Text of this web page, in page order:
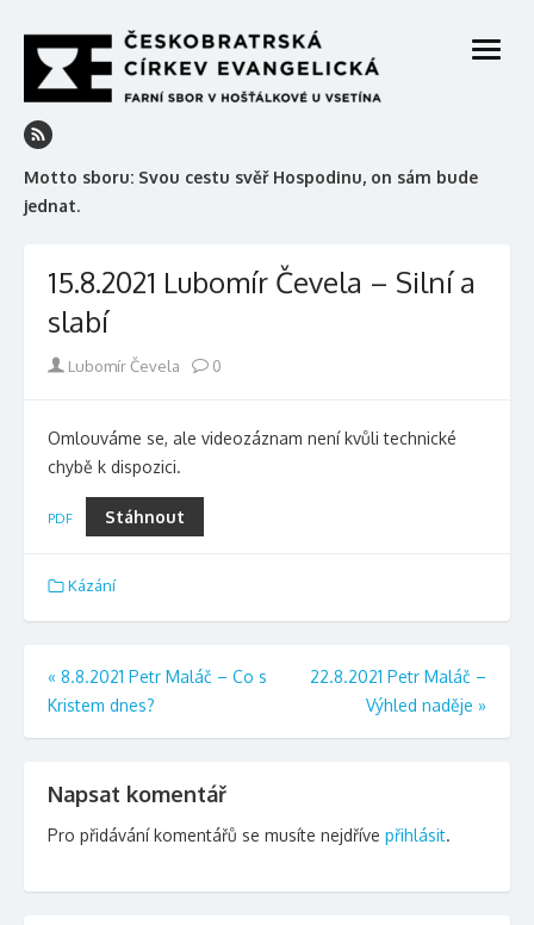
to
content
Motto sboru: Svou cestu svěř Hospodinu, on sám bude
jednat.
open
15.8.2021 Lubomír Čevela – Silní a
slabí
Author
Lubomír Čevela 0
Omlouváme se, ale videozáznam není kvůli technické
chybě k dispozici.
PDF Stáhnout
Kázání
Navigace
pro
« 8.8.2021 Petr Maláč – Co s
Kristem dnes?
22.8.2021 Petr Maláč –
Výhled naděje »
Napsat komentář
Pro přidávání komentářů se musíte nejdříve přihlásit.